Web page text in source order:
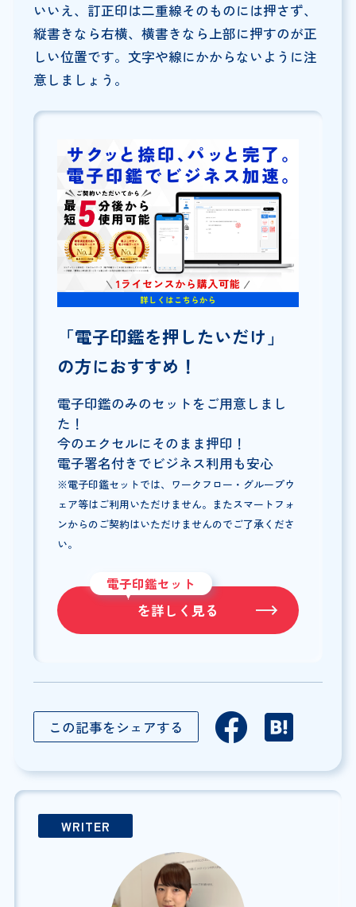
いいえ、訂正印は二重線そのものには押さず、
縦書きなら右横、横書きなら上部に押すのが正
しい位置です。文字や線にかからないように注
意しましょう。
「電子印鑑を押したいだけ」
の方におすすめ！
電子印鑑のみのセットをご用意しまし
た！
今のエクセルにそのまま押印！
電子署名付きでビジネス利用も安心
※電子印鑑セットでは、ワークフロー・グループウ
ェア等はご利用いただけません。またスマートフォ
ンからのご契約はいただけませんのでご了承くださ
い。
電子印鑑セット
を詳しく見る
この記事をシェアする
WRITER